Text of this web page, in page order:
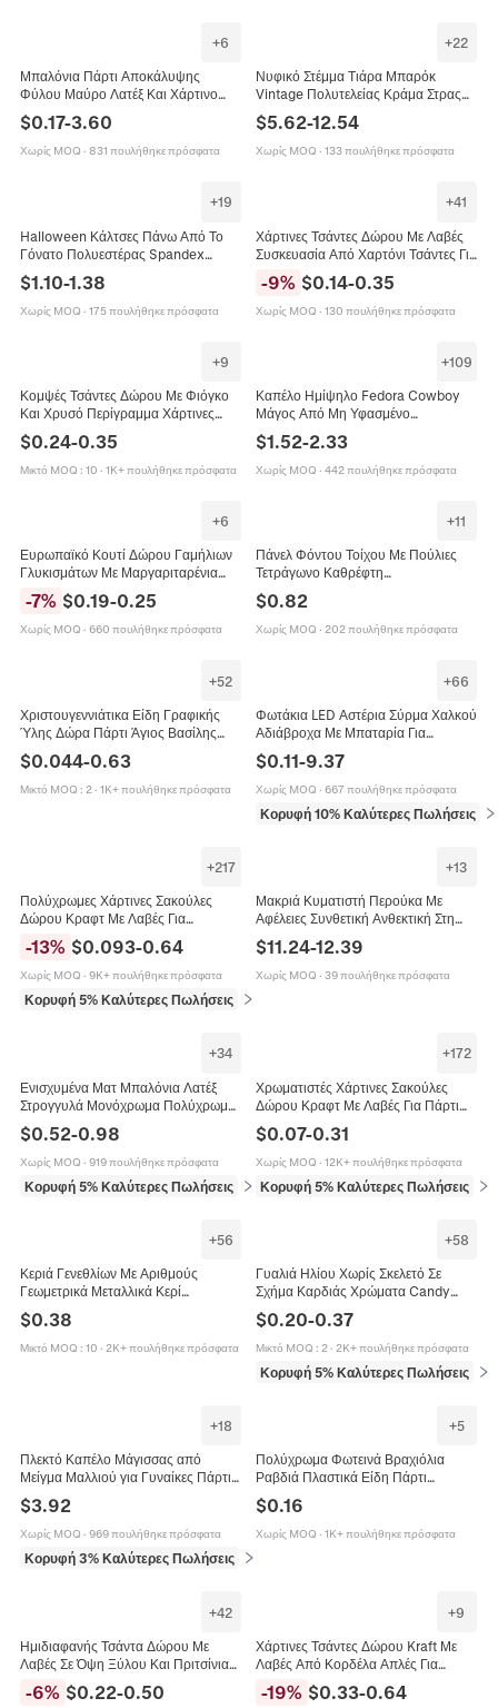
+6
Μπαλόνια Πάρτι Αποκάλυψης
Φύλου Μαύρο Λατέξ Και Χάρτινο
Κομφετί Σχέδιο Boy Or Girl
Διακόσμηση Baby Shower
$0.17-3.60
Χωρίς MOQ · 831 πουλήθηκε πρόσφατα
+22
Νυφικό Στέμμα Τιάρα Μπαρόκ
Vintage Πολυτελείας Κράμα Στρας
Κρύσταλλο Για Γάμο Γενέθλια Πάρτι
Γυναίκες
$5.62-12.54
Χωρίς MOQ · 133 πουλήθηκε πρόσφατα
+19
Halloween Κάλτσες Πάνω Από Το
Γόνατο Πολυεστέρας Spandex
Cosplay
$1.10-1.38
Χωρίς MOQ · 175 πουλήθηκε πρόσφατα
+41
Χάρτινες Τσάντες Δώρου Με Λαβές
Συσκευασία Από Χαρτόνι Τσάντες Για
Καρδιά
-9% $0.14-0.35
Χωρίς MOQ · 130 πουλήθηκε πρόσφατα
+9
Κομψές Τσάντες Δώρου Με Φιόγκο
Και Χρυσό Περίγραμμα Χάρτινες
Τσάντες Για Γάμο Πάρτι Επέτειο
Αναμνηστικά Πολυτελείας
$0.24-0.35
Μικτό MOQ : 10 · 1K+ πουλήθηκε πρόσφατα
+109
Καπέλο Ημίψηλο Fedora Cowboy
Μάγος Από Μη Υφασμένο
Πολυεστέρα Τσόχα Για Παράσταση
Πάρτι Cosplay Ενήλικες Παιδιά
$1.52-2.33
Χωρίς MOQ · 442 πουλήθηκε πρόσφατα
+6
Ευρωπαϊκό Κουτί Δώρου Γαμήλιων
Γλυκισμάτων Με Μαργαριταρένια
Λαβή Και Φιόγκο Από Ανάγλυφο
Χαρτί Για Δώρα Πάρτι
-7% $0.19-0.25
Χωρίς MOQ · 660 πουλήθηκε πρόσφατα
+11
Πάνελ Φόντου Τοίχου Με Πούλιες
Τετράγωνο Καθρέφτη
Αντανακλαστικό Πλαστικό Για
Διακόσμηση Γάμου Και Πάρτι
Γενεθλίων
$0.82
Χωρίς MOQ · 202 πουλήθηκε πρόσφατα
+52
Χριστουγεννιάτικα Είδη Γραφικής
Ύλης Δώρα Πάρτι Άγιος Βασίλης
Τάρανδος Παιδικά Δώρα Ανταμοιβές
$0.044-0.63
Μικτό MOQ : 2· 1K+ πουλήθηκε πρόσφατα
+66
Φωτάκια LED Αστέρια Σύρμα Χαλκού
Αδιάβροχα Με Μπαταρία Για
Διακόσμηση Τούρτας Ανθοδέσμης
Πάρτι Φεστιβάλ
$0.11-9.37
Χωρίς MOQ · 667 πουλήθηκε πρόσφατα
Κορυφή 10% Καλύτερες Πωλήσεις
+217
Πολύχρωμες Χάρτινες Σακούλες
Δώρου Κραφτ Με Λαβές Για
Συσκευασία Ρούχων Γάμος Πάρτι
Ψώνια Τσάντα Δώρου
-13% $0.093-0.64
Χωρίς MOQ · 9K+ πουλήθηκε πρόσφατα
Κορυφή 5% Καλύτερες Πωλήσεις σε Μπομπονιέρες και δώρα
+13
Μακριά Κυματιστή Περούκα Με
Αφέλειες Συνθετική Ανθεκτική Στη
Θερμότητα Ίνα Φυσικά Μαλλιά Για
Γυναίκες Πάρτι Κοσπλέι
$11.24-12.39
Χωρίς MOQ · 39 πουλήθηκε πρόσφατα
+34
Ενισχυμένα Ματ Μπαλόνια Λατέξ
Στρογγυλά Μονόχρωμα Πολύχρωμα
Χριστούγεννα Χαλοουίν Διακόσμηση
$0.52-0.98
Χωρίς MOQ · 919 πουλήθηκε πρόσφατα
Κορυφή 5% Καλύτερες Πωλήσεις σε Διακοσμήσεις πάρτι
+172
Χρωματιστές Χάρτινες Σακούλες
Δώρου Κραφτ Με Λαβές Για Πάρτι
Macaron Χάρτινες Σακούλες
$0.07-0.31
Χωρίς MOQ · 12K+ πουλήθηκε πρόσφατα
Κορυφή 5% Καλύτερες Πωλήσεις σε
+56
Κεριά Γενεθλίων Με Αριθμούς
Γεωμετρικά Μεταλλικά Κερί
Παραφίνης Διακόσμηση Τούρτας Για
Επέτειο Γάμο Πάρτι
$0.38
Μικτό MOQ : 10 · 2K+ πουλήθηκε πρόσφατα
+58
Γυαλιά Ηλίου Χωρίς Σκελετό Σε
Σχήμα Καρδιάς Χρώματα Candy
Jelly Φακός One Piece Μόδα Πάρτι
Φεστιβάλ Μοντέρνα Αξεσουάρ
Unisex
$0.20-0.37
Μικτό MOQ : 2· 2K+ πουλήθηκε πρόσφατα
Κορυφή 5% Καλύτερες Πωλήσεις σε
+18
Πλεκτό Καπέλο Μάγισσας από
Μείγμα Μαλλιού για Γυναίκες Πάρτι
Halloween Φαρδύ Γείσο
Αναδιπλούμενο Γοτθικό Αξεσουάρ
$3.92
Χωρίς MOQ · 969 πουλήθηκε πρόσφατα
Κορυφή 3% Καλύτερες Πωλήσεις σε Καπέλα
+5
Πολύχρωμα Φωτεινά Βραχιόλια
Ραβδιά Πλαστικά Είδη Πάρτι
Αξεσουάρ Νέον Για Συναυλίες Και
Νυχτερινές Εκδηλώσεις
$0.16
Χωρίς MOQ · 1K+ πουλήθηκε πρόσφατα
+42
Ημιδιαφανής Τσάντα Δώρου Με
Λαβές Σε Όψη Ξύλου Και Πριτσίνια
Αδιάβροχη Πλαστική Τσάντα Για
Γάμο Και Πάρτι
-6% $0.22-0.50
+9
Χάρτινες Τσάντες Δώρου Kraft Με
Λαβές Από Κορδέλα Απλές Για
Ψώνια Πάρτι Γάμο Μινιμαλιστικές
Κομψές Μπουτίκ
-19% $0.33-0.64